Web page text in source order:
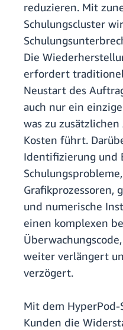
reduzieren. Mit
Schulungscluster
Die
erfordert
Neustart des
auch nur ein
was zu
Kosten führt.
Identifizierung und
Grafikprozessoren,
und numerische
einen komplexen
weiter verlängert
verzögert.
Mit dem
Kunden die